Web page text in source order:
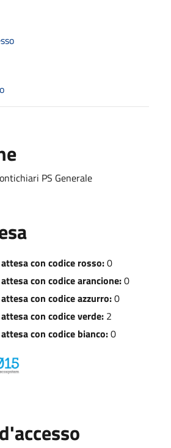
PS Generale
con codice rosso:0
con codice arancione:0
con codice azzurro:0
con codice verde: 2
con codice bianco:0